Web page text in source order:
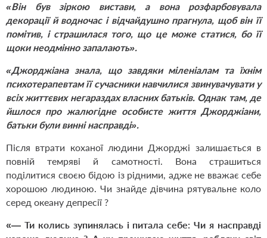
«Він був зіркою вистави, а вона розфарбовувала
декорації й водночас і відчайдушно прагнула, щоб він її
помітив, і страшилася того, що це може статися, бо її
щоки неодмінно запалають».
«Джорджіана знала, що завдяки міленіалам та їхнім
психотерапевтам її сучасники навчилися звинувачувати у
всіх життєвих негараздах власних батьків. Однак там, де
йшлося про жалюгідне особисте життя Джорджіани,
батьки були винні насправді».
Після втрати коханої людини Джорджі залишається в
повній темряві й самотності. Вона страшиться
поділитися своєю бідою із рідними, адже не вважає себе
хорошою людиною. Чи знайде дівчина рятувальне коло
серед океану депресії ?
«— Ти колись зупинялась і питала себе: Чи я насправді